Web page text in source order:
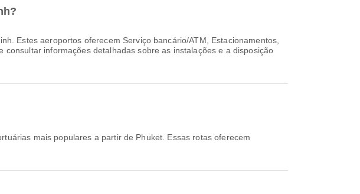
Estes aeroportos oferecem Serviço bancário/ATM, Estacionamentos,
informações detalhadas sobre as instalações e a disposição
mais populares a partir de Phuket. Essas rotas oferecem